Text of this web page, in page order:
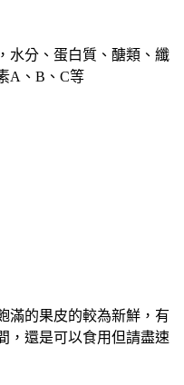
水分、蛋白質、醣類、纖
A、B、C等
滿的果皮的較為新鮮，有
，還是可以食用但請盡速